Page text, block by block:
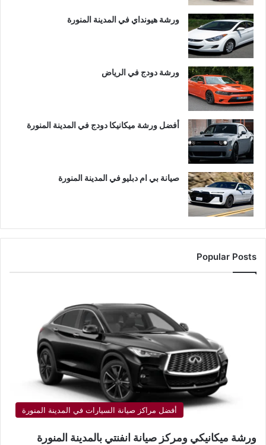
ورشة هيونداي في المدينة المنورة
ورشة دودج في الرياض
أفضل ورشة ميكانيكا دودج في المدينة المنورة
صيانة بي ام دبليو في المدينة المنورة
Popular Posts
أفضل مراكز صيانة السيارات في المدينة المنورة
ورشة ميكانيكي ومركز صيانة انفنتي بالمدينة المنورة